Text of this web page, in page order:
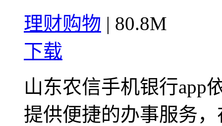
理财购物 | 80.8M
下载
山东农信手机银行app
提供便捷的办事服务